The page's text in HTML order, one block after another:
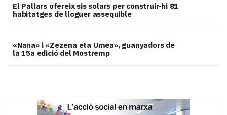
El Pallars ofereix sis solars per construir‑hi 81
habitatges de lloguer assequible
«Nana» i «Zezena eta Umea», guanyadors de
la 15a edició del Mostremp